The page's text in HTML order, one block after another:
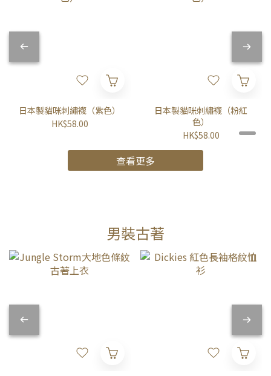
日本製貓咪刺繡襪（紫色）
HK$58.00
日本製貓咪刺繡襪（粉紅
色）
HK$58.00
查看更多
男裝古著